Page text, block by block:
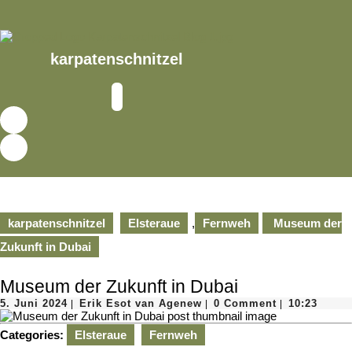
content
karpatenschnitzel
Button
karpatenschnitzel Elsteraue , Fernweh
Museum der
Zukunft in Dubai
Museum der Zukunft in Dubai
5. Juni 20245.
Juni
2024
Erik Esot van AgenewErik
Esot
van
0 Comment 10:23
Categories: Elsteraue
Fernweh